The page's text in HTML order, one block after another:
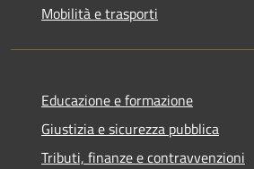
Mobilità e trasporti
Educazione e formazione
Giustizia e sicurezza pubblica
Tributi, finanze e contravvenzioni